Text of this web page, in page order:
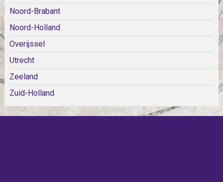
Noord-Brabant
Noord-Holland
Overijssel
Utrecht
Zeeland
Zuid-Holland